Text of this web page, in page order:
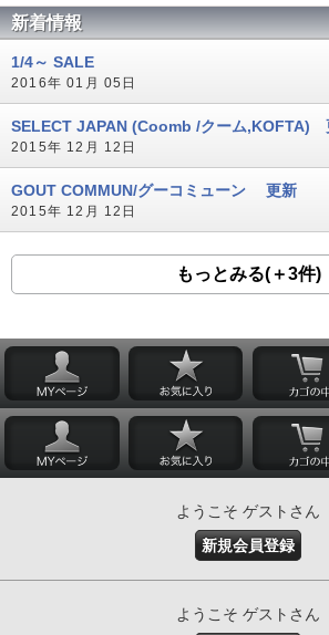
新着情報
1/4～ SALE
2016年 01月 05日
SELECT JAPAN (Coomb /クーム,KOFTA)
2015年 12月 12日
GOUT COMMUN/グーコミューン 更新
2015年 12月 12日
もっとみる(＋3件)
ようこそ ゲストさん
新規会員登録
ようこそ ゲストさん